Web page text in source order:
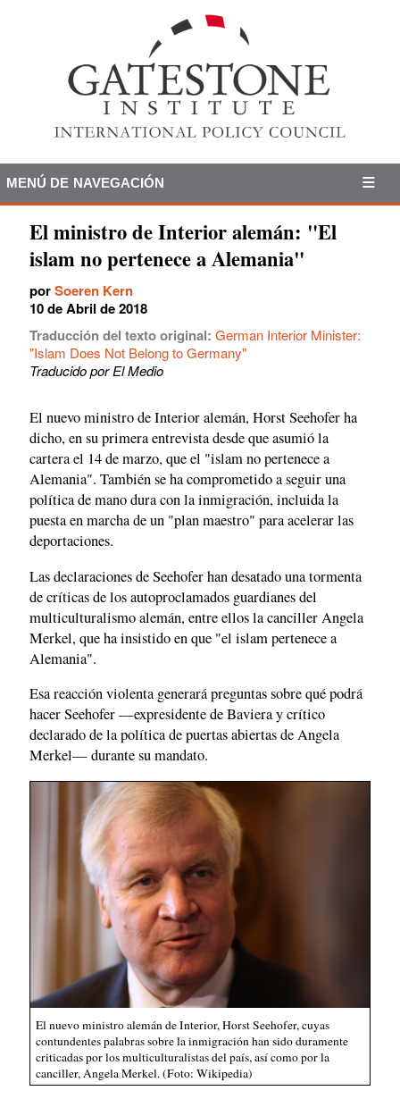
MENÚ DE NAVEGACIÓN
El ministro de Interior alemán: "El
islam no pertenece a Alemania"
porSoeren Kern
10 de Abril de 2018
Traducción del texto original: German Interior Minister:
"Islam Does Not Belong to Germany"
Traducido por El Medio
El nuevo ministro de Interior alemán, Horst Seehofer ha
dicho, en su primera entrevista desde que asumió la
cartera el 14 de marzo, que el "islam no pertenece a
Alemania". También se ha comprometido a seguir una
política de mano dura con la inmigración, incluida la
puesta en marcha de un "plan maestro" para acelerar las
deportaciones.
Las declaraciones de Seehofer han desatado una tormenta
de críticas de los autoproclamados guardianes del
multiculturalismo alemán, entre ellos la canciller Angela
Merkel, que ha insistido en que "el islam pertenece a
Alemania".
Esa reacción violenta generará preguntas sobre qué podrá
hacer Seehofer —expresidente de Baviera y crítico
declarado de la política de puertas abiertas de Angela
Merkel— durante su mandato.
El nuevo ministro alemán de Interior, Horst Seehofer, cuyas
contundentes palabras sobre la inmigración han sido duramente
criticadas por los multiculturalistas del país, así como por la
canciller, Angela Merkel. (Foto: Wikipedia)